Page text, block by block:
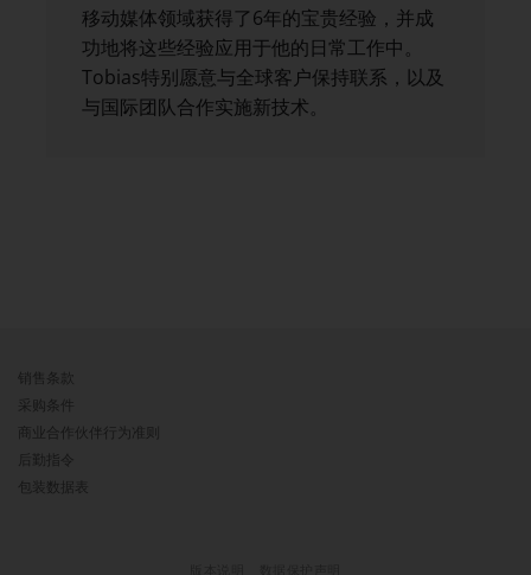
移动媒体领域获得了6年的宝贵经验，并成
功地将这些经验应用于他的日常工作中。
Tobias特别愿意与全球客户保持联系，以及
与国际团队合作实施新技术。
销售条款
采购条件
商业合作伙伴行为准则
后勤指令
包装数据表